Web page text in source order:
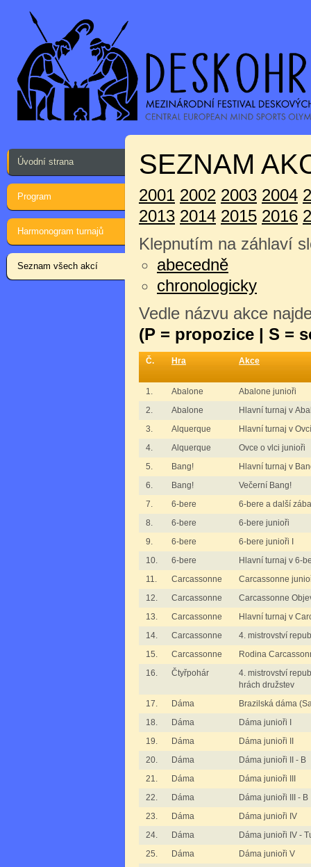
Úvodní strana
Program
Harmonogram turnajů
Seznam všech akcí
SEZNAM
2001 2002 2003 2004
2013 2014 2015 2016
Klepnutím na záhlaví
abecedně
chronologicky
Vedle názvu akce
(P = propozice | S =
Č. Hra Akce
1. Abalone
Abalone junioři
2.
Abalone
Hlavní turnaj v
3.
Alquerque
Hlavní turnaj v
4.
Alquerque
Ovce o vlci junioři
5.
Bang!
Hlavní turnaj v
6.
Bang!
Večerní Bang!
7.
6-bere
6-bere a další
8.
6-bere
6-bere junioři
9.
6-bere
6-bere junioři I
10.
6-bere
Hlavní turnaj v 6-
11.
Carcassonne
Carcassonne
12.
Carcassonne
Carcassonne
13.
Carcassonne
Hlavní turnaj v
14.
Carcassonne
4. mistrovství
15.
Carcassonne
Rodina
16.
Čtyřpohár
4. mistrovství
hrách družstev
17.
Dáma
Brazilská dáma
18.
Dáma
Dáma junioři I
19.
Dáma
Dáma junioři II
20.
Dáma
Dáma junioři II - B
21.
Dáma
Dáma junioři III
22.
Dáma
Dáma junioři III - B
23.
Dáma
Dáma junioři IV
24.
Dáma
Dáma junioři IV -
25.
Dáma
Dáma junioři V